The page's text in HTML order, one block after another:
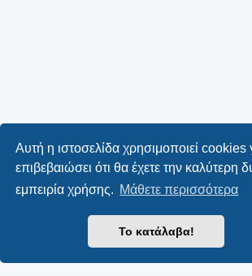
Αυτή η ιστοσελίδα χρησιμοποιεί cookies
επιβεβαιώσει ότι θα έχετε την καλύτερη
εμπειρία χρήσης. Μάθετε περισσότερα
Το κατάλαβα!